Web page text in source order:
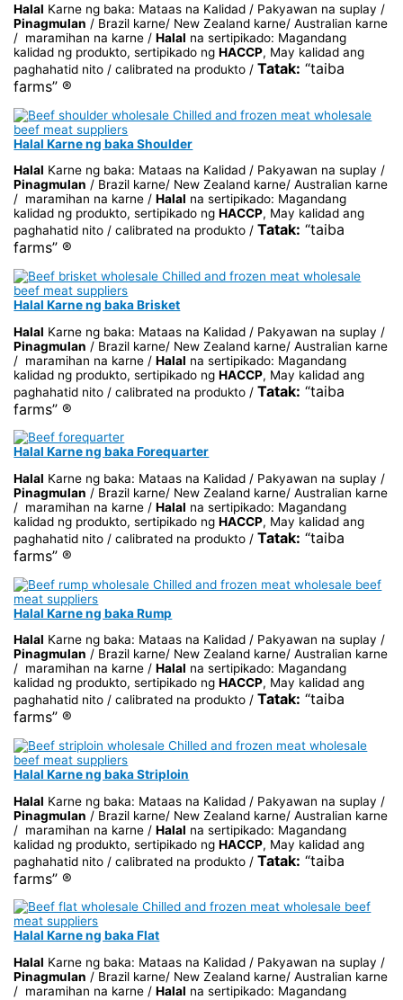
Halal Karne ng baka: Mataas na Kalidad / Pakyawan na suplay /
Pinagmulan / Brazil karne/ New Zealand karne/ Australian karne
/ maramihan na karne /Halal na sertipikado: Magandang
kalidad ng produkto, sertipikado ngHACCP, May kalidad ang
paghahatid nito / calibrated na produkto /Tatak: “taiba
farms” ®
Halal Karne ng baka Shoulder
Halal Karne ng baka: Mataas na Kalidad / Pakyawan na suplay /
Pinagmulan / Brazil karne/ New Zealand karne/ Australian karne
/ maramihan na karne /Halal na sertipikado: Magandang
kalidad ng produkto, sertipikado ngHACCP, May kalidad ang
paghahatid nito / calibrated na produkto /Tatak: “taiba
farms” ®
Halal Karne ng baka Brisket
Halal Karne ng baka: Mataas na Kalidad / Pakyawan na suplay /
Pinagmulan / Brazil karne/ New Zealand karne/ Australian karne
/ maramihan na karne /Halal na sertipikado: Magandang
kalidad ng produkto, sertipikado ngHACCP, May kalidad ang
paghahatid nito / calibrated na produkto /Tatak: “taiba
farms” ®
Halal Karne ng baka Forequarter
Halal Karne ng baka: Mataas na Kalidad / Pakyawan na suplay /
Pinagmulan / Brazil karne/ New Zealand karne/ Australian karne
/ maramihan na karne /Halal na sertipikado: Magandang
kalidad ng produkto, sertipikado ngHACCP, May kalidad ang
paghahatid nito / calibrated na produkto /Tatak: “taiba
farms” ®
Halal Karne ng baka Rump
Halal Karne ng baka: Mataas na Kalidad / Pakyawan na suplay /
Pinagmulan / Brazil karne/ New Zealand karne/ Australian karne
/ maramihan na karne /Halal na sertipikado: Magandang
kalidad ng produkto, sertipikado ngHACCP, May kalidad ang
paghahatid nito / calibrated na produkto /Tatak: “taiba
farms” ®
Halal Karne ng baka Striploin
Halal Karne ng baka: Mataas na Kalidad / Pakyawan na suplay /
Pinagmulan / Brazil karne/ New Zealand karne/ Australian karne
/ maramihan na karne /Halal na sertipikado: Magandang
kalidad ng produkto, sertipikado ngHACCP, May kalidad ang
paghahatid nito / calibrated na produkto /Tatak: “taiba
farms” ®
Halal Karne ng baka Flat
Halal Karne ng baka: Mataas na Kalidad / Pakyawan na suplay /
Pinagmulan / Brazil karne/ New Zealand karne/ Australian karne
/ maramihan na karne /Halal na sertipikado: Magandang